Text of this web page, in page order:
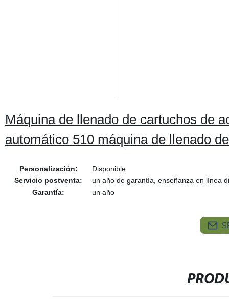
Máquina de llenado de cartuchos de
automático 510 máquina de llenado
Personalización:
Disponible
Servicio postventa:
un año de garantía, enseñanza en línea
Garantía:
un año